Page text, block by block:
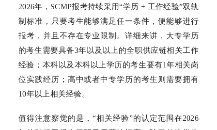
2026年，SCMP报考持续采用“学历 + 工作经验”双轨
制标准，只要考生能够满足任一条件，便能够进行
报考，并且不存在专业限制。详细来讲，大专学历
的考生需要具备3年以及以上的全职供应链相关工作
经验；本科以及本科以上学历的考生要有1年相关岗
位实践经历；高中或者中专学历的考生则需要拥有
10年以上相关经验。
值得注意察觉的是，“相关经验”的认定范围在2026